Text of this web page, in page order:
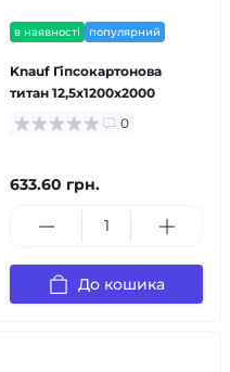
в наявності популярний
Knauf Гіпсокартонова
титан 12,5х1200х2000
0
633.60 грн.
До кошика